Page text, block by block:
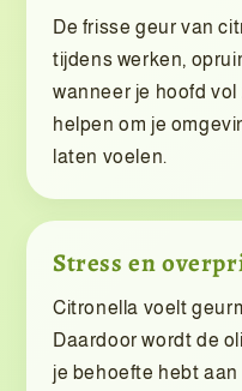
De frisse geur van
tijdens werken,
wanneer je hoofd
helpen om je
laten voelen.
Stress en
Citronella voelt
Daardoor wordt de
je behoefte hebt